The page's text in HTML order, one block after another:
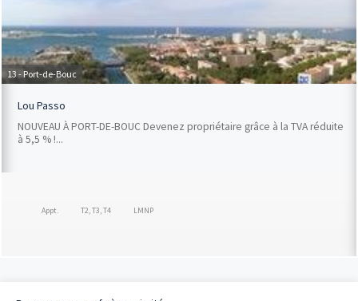
13 - Port-de-Bouc
Lou Passo
NOUVEAU À PORT-DE-BOUC Devenez propriétaire grâce à la TVA réduite
à 5,5 % !...
Appt. T2, T3, T4 LMNP